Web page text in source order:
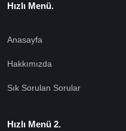
Hızlı Menü.
Anasayfa
Hakkımızda
Sık Sorulan Sorular
Hızlı Menü 2.